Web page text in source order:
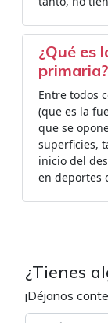
¿Qué es
primaria?
Entre todos
(que es la
que se
superficies,
inicio del
en deportes
¿Tienes
¡Déjanos